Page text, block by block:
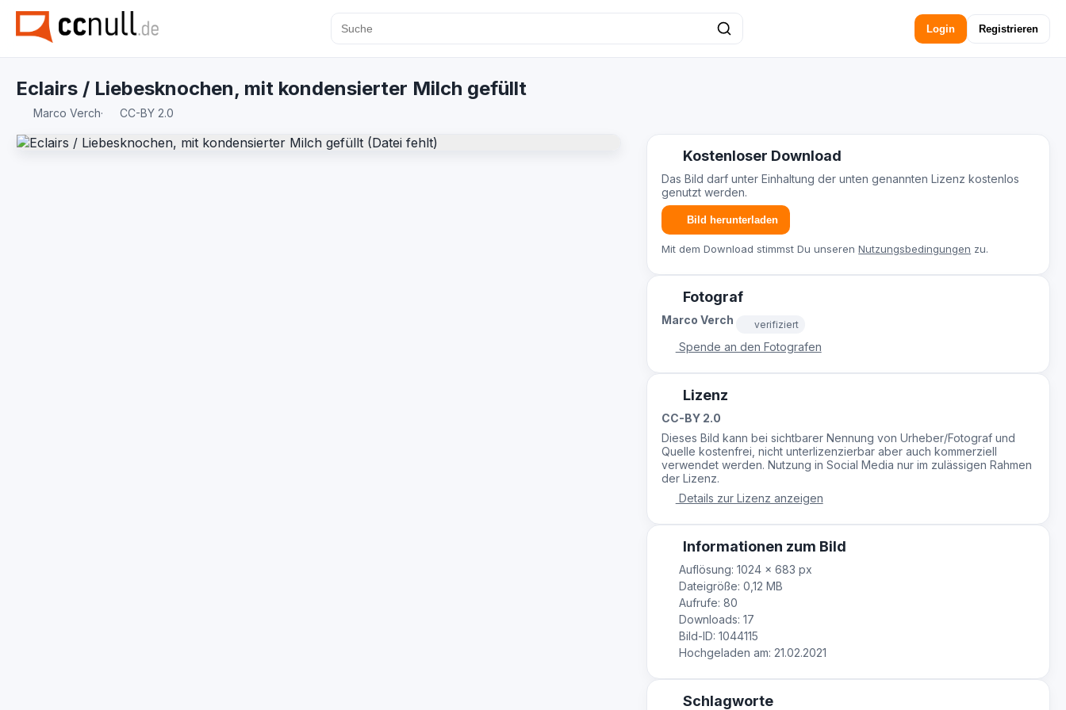
Login Registrieren
Eclairs / Liebesknochen, mit kondensierter Milch gefüllt
Marco Verch· CC-BY 2.0
Kostenloser Download
Das Bild darf unter Einhaltung der unten genannten Lizenz kostenlos
genutzt werden.
Bild herunterladen
Mit dem Download stimmst Du unserenNutzungsbedingungen zu.
Fotograf
Marco Verch verifiziert
Spende an den Fotografen
Lizenz
CC-BY 2.0
Dieses Bild kann bei sichtbarer Nennung von Urheber/Fotograf und
Quelle kostenfrei, nicht unterlizenzierbar aber auch kommerziell
verwendet werden. Nutzung in Social Media nur im zulässigen Rahmen
der Lizenz.
Details zur Lizenz anzeigen
Informationen zum Bild
Auflösung: 1024 × 683 px
Dateigröße: 0,12 MB
Aufrufe: 80
Downloads: 17
Bild-ID: 1044115
Hochgeladen am: 21.02.2021
Schlagworte